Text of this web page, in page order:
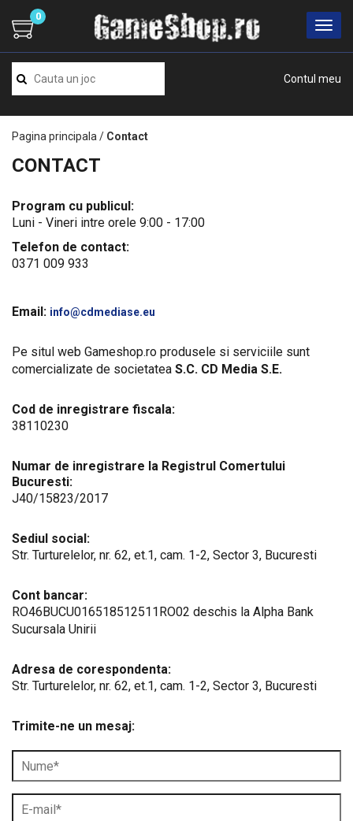
Contul meu
0
Pagina principala / Contact
CONTACT
Program cu publicul:
Luni - Vineri intre orele 9:00 - 17:00
Telefon de contact:
0371 009 933
Email: info@cdmediase.eu
Pe situl web Gameshop.ro produsele si serviciile sunt
comercializate de societatea S.C. CD Media S.E.
Cod de inregistrare fiscala:
38110230
Numar de inregistrare la Registrul Comertului
Bucuresti:
J40/15823/2017
Sediul social:
Str. Turturelelor, nr. 62, et.1, cam. 1-2, Sector 3, Bucuresti
Cont bancar:
RO46BUCU016518512511RO02 deschis la Alpha Bank
Sucursala Unirii
Adresa de corespondenta:
Str. Turturelelor, nr. 62, et.1, cam. 1-2, Sector 3, Bucuresti
Trimite-ne un mesaj: